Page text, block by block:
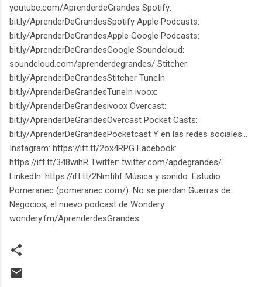
youtube.com/AprenderdeGrandes Spotify:
bit.ly/AprenderDeGrandesSpotify Apple Podcasts:
bit.ly/AprenderDeGrandesApple Google Podcasts:
bit.ly/AprenderDeGrandesGoogle Soundcloud:
soundcloud.com/aprenderdegrandes/ Stitcher:
bit.ly/AprenderDeGrandesStitcher TuneIn:
bit.ly/AprenderDeGrandesTuneIn ivoox:
bit.ly/AprenderDeGrandesivoox Overcast:
bit.ly/AprenderDeGrandesOvercast Pocket Casts:
bit.ly/AprenderDeGrandesPocketcast Y en las redes sociales...
Instagram: https://ift.tt/2ox4RPG Facebook:
https://ift.tt/348wihR Twitter: twitter.com/apdegrandes/
LinkedIn: https://ift.tt/2Nmfihf Música y sonido: Estudio
Pomeranec (pomeranec.com/). No se pierdan Guerras de
Negocios, el nuevo podcast de Wondery:
wondery.fm/AprenderdesGrandes.